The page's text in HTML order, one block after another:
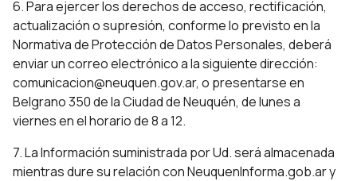
6. Para ejercer los derechos de acceso, rectificación,
actualización o supresión, conforme lo previsto en la
Normativa de Protección de Datos Personales, deberá
enviar un correo electrónico a la siguiente dirección:
comunicacion@neuquen.gov.ar, o presentarse en
Belgrano 350 de la Ciudad de Neuquén, de lunes a
viernes en el horario de 8 a 12.
7. La Información suministrada por Ud. será almacenada
mientras dure su relación con NeuquenInforma.gob.ar y